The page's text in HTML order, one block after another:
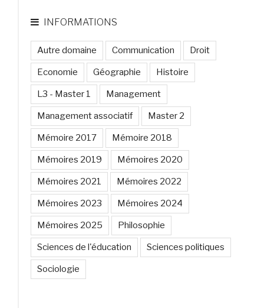
INFORMATIONS
Autre domaine Communication Droit
Economie Géographie Histoire
L3 - Master 1 Management
Management associatif Master 2
Mémoire 2017 Mémoire 2018
Mémoires 2019 Mémoires 2020
Mémoires 2021 Mémoires 2022
Mémoires 2023 Mémoires 2024
Mémoires 2025 Philosophie
Sciences de l'éducation Sciences politiques
Sociologie